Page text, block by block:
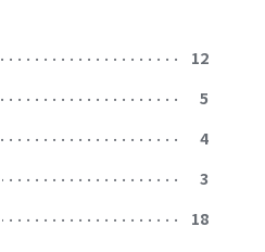
12
5
4
3
18